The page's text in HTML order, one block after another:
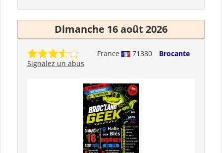
Dimanche 16 août 2026
France 71380
Brocante
Signalez un abus